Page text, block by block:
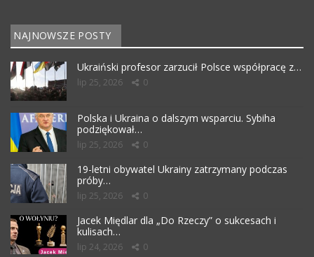
NAJNOWSZE POSTY
Ukraiński profesor zarzucił Polsce współpracę z…
lip 25, 2026 0
Polska i Ukraina o dalszym wsparciu. Sybiha
podziękował…
lip 25, 2026 0
19-letni obywatel Ukrainy zatrzymany podczas
próby…
lip 25, 2026 0
Jacek Międlar dla „Do Rzeczy” o sukcesach i
kulisach…
lip 24, 2026 0